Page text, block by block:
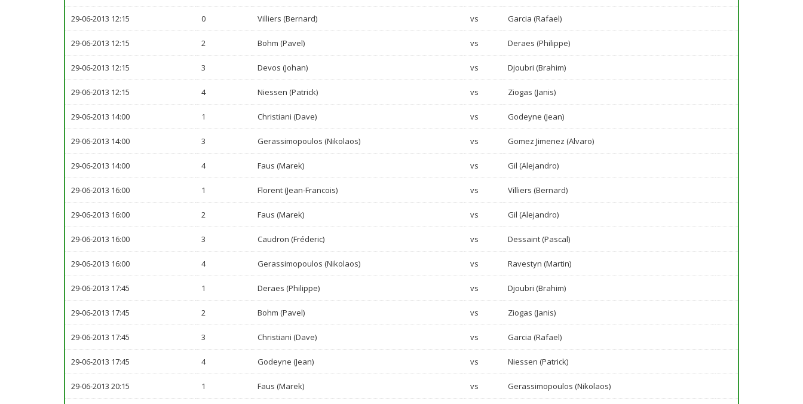
29-06-2013 12:15 0 Villiers (Bernard) vs Garcia (Rafael)
29-06-2013 12:15 2 Bohm (Pavel) vs Deraes (Philippe)
29-06-2013 12:15 3 Devos (Johan) vs Djoubri (Brahim)
29-06-2013 12:15 4 Niessen (Patrick) vs Ziogas (Janis)
29-06-2013 14:00 1 Christiani (Dave) vs Godeyne (Jean)
29-06-2013 14:00 3 Gerassimopoulos (Nikolaos) vs Gomez Jimenez (Alvaro)
29-06-2013 14:00 4 Faus (Marek) vs Gil (Alejandro)
29-06-2013 16:00 1 Florent (Jean-Francois) vs Villiers (Bernard)
29-06-2013 16:00 2 Faus (Marek) vs Gil (Alejandro)
29-06-2013 16:00 3 Caudron (Fréderic) vs Dessaint (Pascal)
29-06-2013 16:00 4 Gerassimopoulos (Nikolaos) vs Ravestyn (Martin)
29-06-2013 17:45 1 Deraes (Philippe) vs Djoubri (Brahim)
29-06-2013 17:45 2 Bohm (Pavel) vs Ziogas (Janis)
29-06-2013 17:45 3 Christiani (Dave) vs Garcia (Rafael)
29-06-2013 17:45 4 Godeyne (Jean) vs Niessen (Patrick)
29-06-2013 20:15 1 Faus (Marek) vs Gerassimopoulos (Nikolaos)